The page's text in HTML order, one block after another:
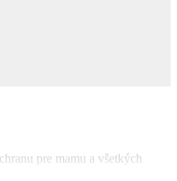
pre mamu a všetkých